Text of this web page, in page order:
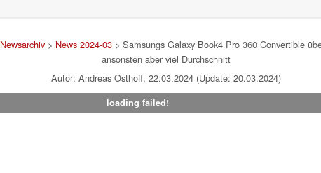
Newsarchiv> News 2024-03> Samsungs Galaxy Book4 Pro 360 Convertible
ansonsten aber viel Durchschnitt
Autor: Andreas Osthoff, 22.03.2024 (Update: 20.03.2024)
loading failed!